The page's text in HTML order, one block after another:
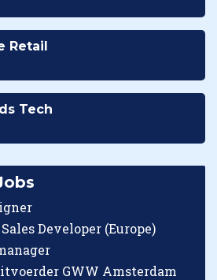
Retail
Tech
Developer (Europe)
GWW Amsterdam